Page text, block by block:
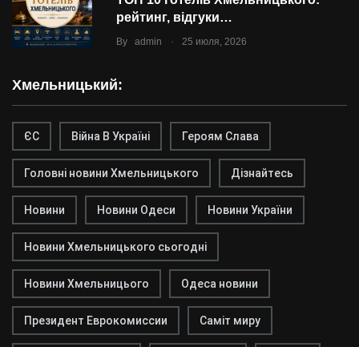
рейтинг, відгуки…
By admin . 25 июля, 2026
Хмельницький:
ЄС Війна В Україні Героям Слава
Головні новини Хмельницького Дізнайтесь
Новини Новини Одеси Новини України
Новини Хмельницького сьогодні
Новини Хмельницього Одеса новини
Президент Еврокомиссии Саміт миру